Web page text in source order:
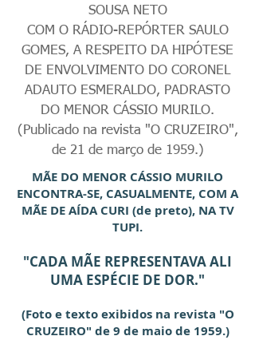
SOUSA NETO
COM O RÁDIO-REPÓRTER SAULO
GOMES, A RESPEITO DA HIPÓTESE
DE ENVOLVIMENTO DO CORONEL
ADAUTO ESMERALDO, PADRASTO
DO MENOR CÁSSIO MURILO.
(Publicado na revista "O CRUZEIRO",
de 21 de março de 1959.)
MÃE DO MENOR CÁSSIO MURILO
ENCONTRA-SE, CASUALMENTE, COM A
MÃE DE AÍDA CURI (de preto), NA TV
TUPI.
"CADA MÃE REPRESENTAVA ALI
UMA ESPÉCIE DE DOR."
(Foto e texto exibidos na revista "O
CRUZEIRO" de 9 de maio de 1959.)